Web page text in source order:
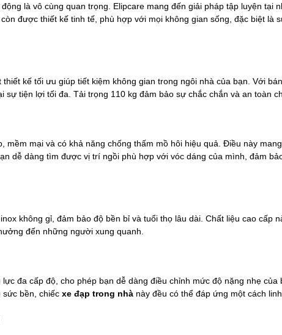
là vô cùng quan trọng. Elipcare mang đến giải pháp tập luyện tại
được thiết kế tinh tế, phù hợp với mọi không gian sống, đặc biệt
kế tối ưu giúp tiết kiệm không gian trong ngôi nhà của bạn. Với
sự tiện lợi tối đa. Tải trọng 110 kg đảm bảo sự chắc chắn và an toàn
mềm mại và có khả năng chống thấm mồ hôi hiệu quả. Điều này
dễ dàng tìm được vị trí ngồi phù hợp với vóc dáng của mình, đảm
không gỉ, đảm bảo độ bền bỉ và tuổi thọ lâu dài. Chất liệu cao cấp
đến những người xung quanh.
đa cấp độ, cho phép bạn dễ dàng điều chỉnh mức độ nặng nhẹ
bền, chiếc xe đạp trong nhà này đều có thể đáp ứng một cách linh